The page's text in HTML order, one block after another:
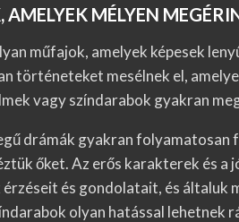
MÉLYEN
műfajok, amelyek képesek
történeteket mesélnek el,
vagy színdarabok gyakran
drámák gyakran folyamatosan
őket. Az erős karakterek és
és gondolatait, és általuk
olyan hatással lehetnek